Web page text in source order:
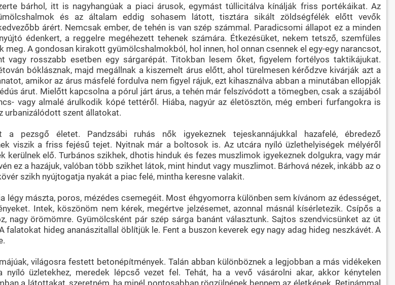
bárhol, itt is nagyhangúak a piaci árusok, egymást túllicitálva kínálják friss portékáikat. Az
és az általam eddig sohasem látott, tisztára sikált zöldségfélék előtt vevők
árért. Nemcsak ember, de tehén is van szép számmal. Paradicsomi állapot ez a minden
édenkert, a reggelre megéhezett tehenek számára. Étkezésüket, nekem tetsző, szemfüles
meg. A gondosan kirakott gyümölcshalmokból, hol innen, hol onnan csennek el egy-egy narancsot,
vagy rosszabb esetben egy sárgarépát. Titokban lesem őket, figyelem fortélyos taktikájukat.
bóklásznak, majd megállnak a kiszemelt árus előtt, ahol türelmesen kérődzve kivárják azt a
amikor az árus másfelé fordulva nem figyel rájuk, ezt kihasználva abban a minutában ellopják
árut. Mielőtt kapcsolna a pórul járt árus, a tehén már felszívódott a tömegben, csak a szájából
vagy almalé árulkodik kópé tettéről. Hiába, nagyúr az életösztön, még emberi furfangokra is
urbanizálódott szent állatokat.
a pezsgő életet. Pandzsábi ruhás nők igyekeznek tejeskannájukkal hazafelé, ébredező
viszik a friss fejésű tejet. Nyitnak már a boltosok is. Az utcára nyíló üzlethelyiségek mélyéről
kerülnek elő. Turbános szikhek, dhotis hinduk és fezes muszlimok igyekeznek dolgukra, vagy már
ez a hazájuk, valóban több szikhet látok, mint hindut vagy muszlimot. Bárhová nézek, inkább az o
szikh nyújtogatja nyakát a piac felé, mintha keresne valakit.
mászta, poros, mézédes csemegéit. Most éhgyomorra különben sem kívánom az édességet,
Intek, köszönöm nem kérek, megértve jelzésemet, azonnal másnál kísérletezik. Csípős a
örömömre. Gyümölcsként pár szép sárga banánt választunk. Sajtos szendvicsünket az út
hideg ananászitallal öblítjük le. Fent a buszon keverek egy nagy adag hideg neszkávét. A
világosra festett betonépítmények. Talán abban különböznek a legjobban a más vidékeken
üzletekhez, meredek lépcső vezet fel. Tehát, ha a vevő vásárolni akar, akkor kénytelen
a látottakat, szeretném, ha minél pontosabban rögzülnének bennem az életképek. Retinámmal